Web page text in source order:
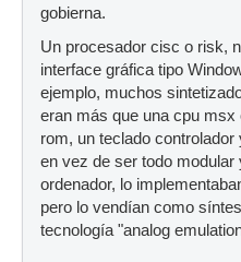
gobierna.
Un procesador cisc o risk,
interface gráfica tipo
ejemplo, muchos
eran más que una cpu
rom, un teclado
en vez de ser todo
ordenador, lo
pero lo vendían como
tecnología "analog